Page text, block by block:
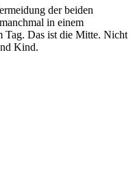
der beiden
in einem
Tag. Das ist die Mitte. Nicht
Kind.